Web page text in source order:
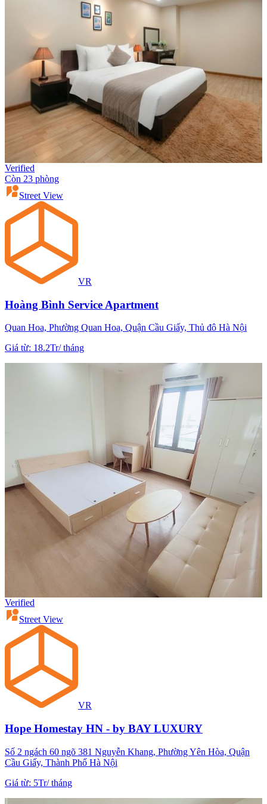
Verified
Còn 23 phòng
Street View
VR
Hoàng Bình Service Apartment
Quan Hoa, Phường Quan Hoa, Quận Cầu Giấy, Thủ đô Hà Nội
Giá từ: 18.2Tr/tháng
Verified
Street View
VR
Hope Homestay HN - by BAY LUXURY
Số 2 ngách 60 ngõ 381 Nguyễn Khang, Phường Yên Hòa, Quận
Cầu Giấy, Thành Phố Hà Nội
Giá từ: 5Tr/tháng